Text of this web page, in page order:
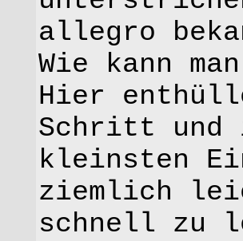
allegro
Wie kann
Hier
Schritt und
kleinsten
ziemlich
schnell zu